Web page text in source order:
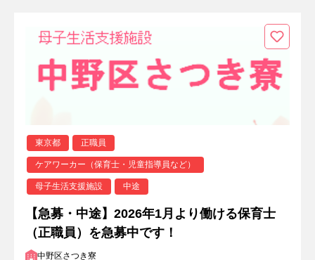
東京都 正職員
ケアワーカー（保育士・児童指導員など）
母子生活支援施設 中途
【急募・中途】2026年1月より働ける保育士
（正職員）を急募中です！
中野区さつき寮